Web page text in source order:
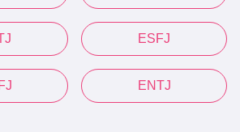
ESFJ
ENTJ